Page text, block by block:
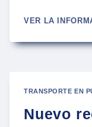
VER LA
TRANSPORTE EN
Nuevo